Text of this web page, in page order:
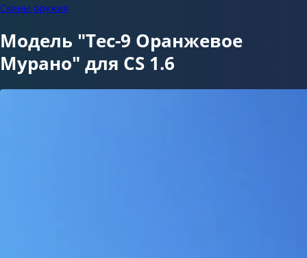
Скины оружия
Модель "Tec-9 Оранжевое
Мурано" для CS 1.6